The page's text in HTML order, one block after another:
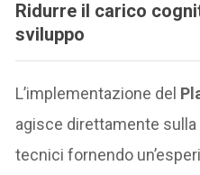
Ridurre il carico
sviluppo
L’implementazione del
agisce direttamente
tecnici fornendo